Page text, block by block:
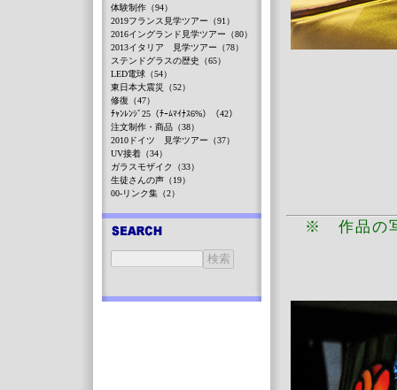
※ 作品の写
体験制作（94）
2019フランス見学ツアー（91）
2016イングランド見学ツアー（80）
2013イタリア 見学ツアー（78）
ステンドグラスの歴史（65）
LED電球（54）
東日本大震災（52）
修復（47）
ﾁｬﾝﾚﾝｼﾞ25（ﾁｰﾑﾏｲﾅｽ6%）（42）
注文制作・商品（38）
2010ドイツ 見学ツアー（37）
UV接着（34）
ガラスモザイク（33）
生徒さんの声（19）
00-リンク集（2）